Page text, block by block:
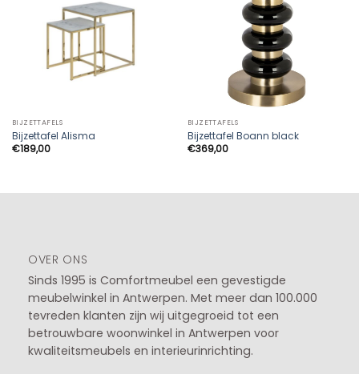
BIJZETTAFELS
Bijzettafel Alisma
€189,00
BIJZETTAFELS
Bijzettafel Boann black
€369,00
OVER ONS
Sinds 1995 is Comfortmeubel een gevestigde
meubelwinkel in Antwerpen. Met meer dan 100.000
tevreden klanten zijn wij uitgegroeid tot een
betrouwbare woonwinkel in Antwerpen voor
kwaliteitsmeubels en interieurinrichting.